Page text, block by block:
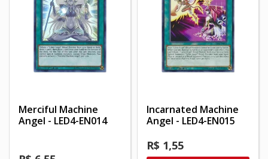
Merciful Machine
Angel - LED4-EN014
Incarnated Machine
Angel - LED4-EN015
R$ 1,55